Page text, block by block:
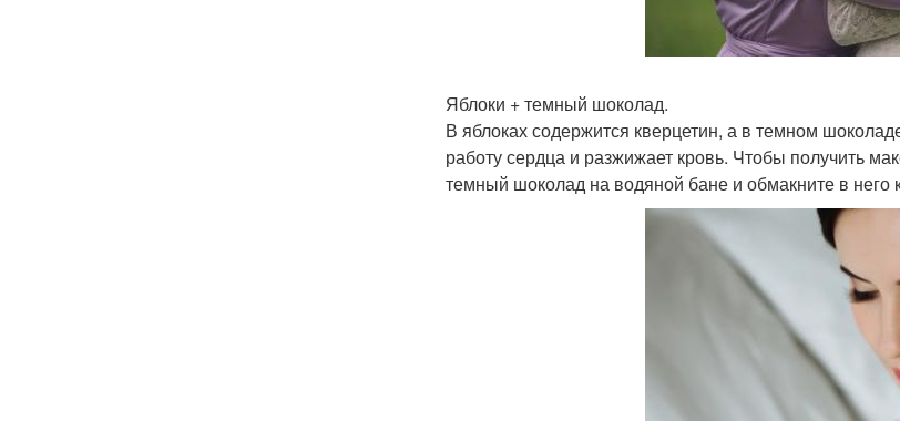
Яблоки + темный шоколад.
В яблоках содержится кверцетин, а в темном
работу сердца и разжижает кровь. Чтобы получить
темный шоколад на водяной бане и обмакните в него